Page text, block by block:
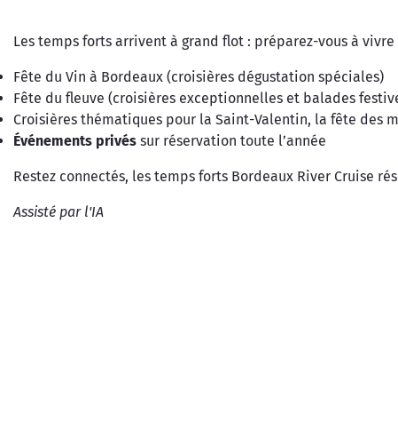
Les temps forts arrivent à grand flot : préparez-vous à
Fête du Vin à Bordeaux (croisières dégustation spéciales)
Fête du fleuve (croisières exceptionnelles et balades
Croisières thématiques pour la Saint-Valentin, la fête des
Événements privés sur réservation toute l’année
Restez connectés, les temps forts Bordeaux River Cruise
Assisté par l'IA